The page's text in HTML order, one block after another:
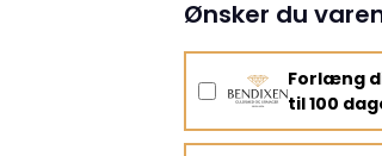
Ønsker du
Forlæng
til 100